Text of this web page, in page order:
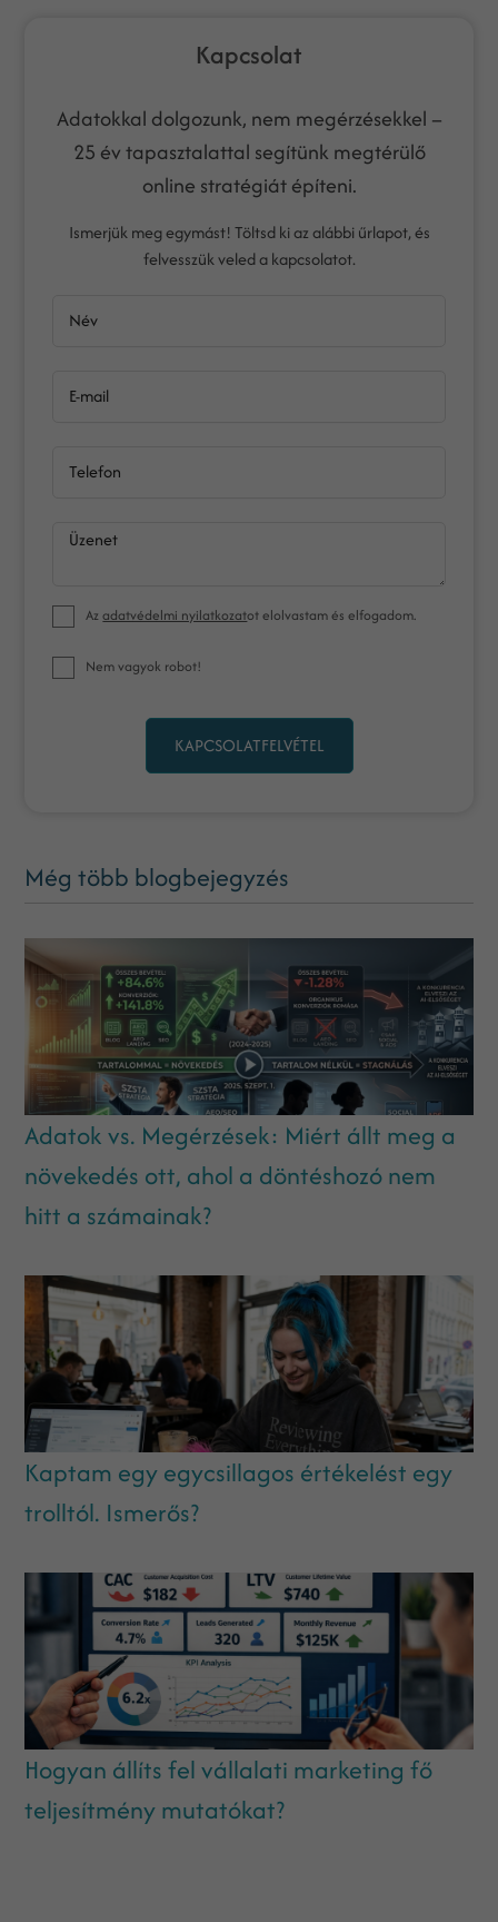
Kapcsolat
Adatokkal dolgozunk, nem megérzésekkel –
25 év tapasztalattal segítünk megtérülő
online stratégiát építeni.
Ismerjük meg egymást! Töltsd ki az alábbi űrlapot, és
felvesszük veled a kapcsolatot.
Név
E-mail
Telefon
Üzenet
Azadatvédelmi nyilatkozatot elolvastam és elfogadom.
Nem vagyok robot!
KAPCSOLATFELVÉTEL
Még több blogbejegyzés
Adatok vs. Megérzések: Miért állt meg a
növekedés ott, ahol a döntéshozó nem
hitt a számainak?
Kaptam egy egycsillagos értékelést egy
trolltól. Ismerős?
Hogyan állíts fel vállalati marketing fő
teljesítmény mutatókat?